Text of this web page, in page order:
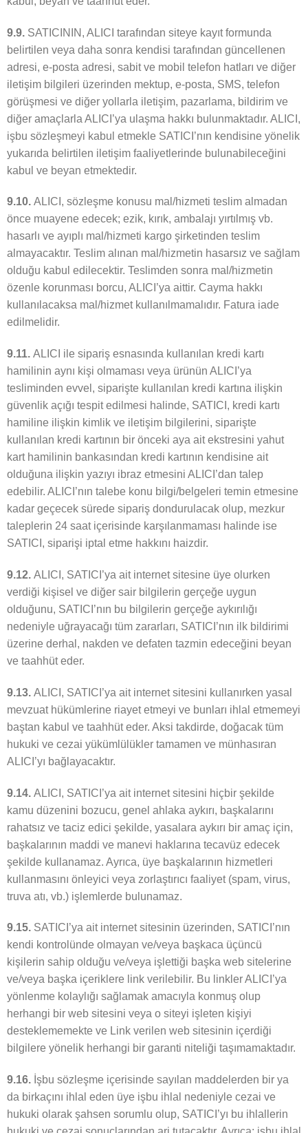
9.9.SATICININ, ALICI tarafından siteye kayıt formunda
belirtilen veya daha sonra kendisi tarafından güncellenen
adresi, e-posta adresi, sabit ve mobil telefon hatları ve diğer
iletişim bilgileri üzerinden mektup, e-posta, SMS, telefon
görüşmesi ve diğer yollarla iletişim, pazarlama, bildirim ve
diğer amaçlarla ALICI’ya ulaşma hakkı bulunmaktadır. ALICI,
işbu sözleşmeyi kabul etmekle SATICI’nın kendisine yönelik
yukarıda belirtilen iletişim faaliyetlerinde bulunabileceğini
kabul ve beyan etmektedir.
9.10.ALICI, sözleşme konusu mal/hizmeti teslim almadan
önce muayene edecek; ezik, kırık, ambalajı yırtılmış vb.
hasarlı ve ayıplı mal/hizmeti kargo şirketinden teslim
almayacaktır. Teslim alınan mal/hizmetin hasarsız ve sağlam
olduğu kabul edilecektir. Teslimden sonra mal/hizmetin
özenle korunması borcu, ALICI’ya aittir. Cayma hakkı
kullanılacaksa mal/hizmet kullanılmamalıdır. Fatura iade
edilmelidir.
9.11.ALICI ile sipariş esnasında kullanılan kredi kartı
hamilinin aynı kişi olmaması veya ürünün ALICI’ya
tesliminden evvel, siparişte kullanılan kredi kartına ilişkin
güvenlik açığı tespit edilmesi halinde, SATICI, kredi kartı
hamiline ilişkin kimlik ve iletişim bilgilerini, siparişte
kullanılan kredi kartının bir önceki aya ait ekstresini yahut
kart hamilinin bankasından kredi kartının kendisine ait
olduğuna ilişkin yazıyı ibraz etmesini ALICI’dan talep
edebilir. ALICI’nın talebe konu bilgi/belgeleri temin etmesine
kadar geçecek sürede sipariş dondurulacak olup, mezkur
taleplerin 24 saat içerisinde karşılanmaması halinde ise
SATICI, siparişi iptal etme hakkını haizdir.
9.12.ALICI, SATICI’ya ait internet sitesine üye olurken
verdiği kişisel ve diğer sair bilgilerin gerçeğe uygun
olduğunu, SATICI’nın bu bilgilerin gerçeğe aykırılığı
nedeniyle uğrayacağı tüm zararları, SATICI’nın ilk bildirimi
üzerine derhal, nakden ve defaten tazmin edeceğini beyan
ve taahhüt eder.
9.13.ALICI, SATICI’ya ait internet sitesini kullanırken yasal
mevzuat hükümlerine riayet etmeyi ve bunları ihlal etmemeyi
baştan kabul ve taahhüt eder. Aksi takdirde, doğacak tüm
hukuki ve cezai yükümlülükler tamamen ve münhasıran
ALICI’yı bağlayacaktır.
9.14.ALICI, SATICI’ya ait internet sitesini hiçbir şekilde
kamu düzenini bozucu, genel ahlaka aykırı, başkalarını
rahatsız ve taciz edici şekilde, yasalara aykırı bir amaç için,
başkalarının maddi ve manevi haklarına tecavüz edecek
şekilde kullanamaz. Ayrıca, üye başkalarının hizmetleri
kullanmasını önleyici veya zorlaştırıcı faaliyet (spam, virus,
truva atı, vb.) işlemlerde bulunamaz.
9.15.SATICI’ya ait internet sitesinin üzerinden, SATICI’nın
kendi kontrolünde olmayan ve/veya başkaca üçüncü
kişilerin sahip olduğu ve/veya işlettiği başka web sitelerine
ve/veya başka içeriklere link verilebilir. Bu linkler ALICI’ya
yönlenme kolaylığı sağlamak amacıyla konmuş olup
herhangi bir web sitesini veya o siteyi işleten kişiyi
desteklememekte ve Link verilen web sitesinin içerdiği
bilgilere yönelik herhangi bir garanti niteliği taşımamaktadır.
9.16.İşbu sözleşme içerisinde sayılan maddelerden bir ya
da birkaçını ihlal eden üye işbu ihlal nedeniyle cezai ve
hukuki olarak şahsen sorumlu olup, SATICI’yı bu ihlallerin